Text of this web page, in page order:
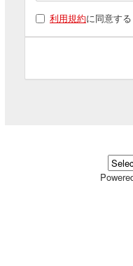
利用規約に同意する